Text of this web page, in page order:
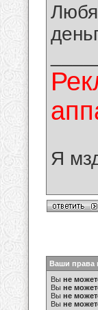
Я
Ваши права
Вы не
Вы не
Вы не
Вы не